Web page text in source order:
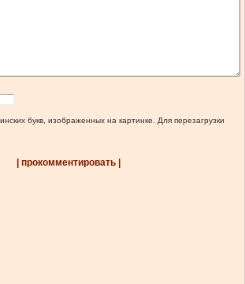
букв, изображенных на картинке. Для перезагрузки
| прокомментировать |